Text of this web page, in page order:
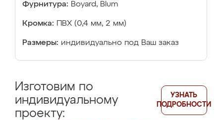
Фурнитура: Boyard, Blum
Кромка: ПВХ (0,4 мм, 2 мм)
Размеры: индивидуально под Ваш заказ
Изготовим по
индивидуальному
проекту:
УЗНАТЬ
ПОДРОБНОСТИ